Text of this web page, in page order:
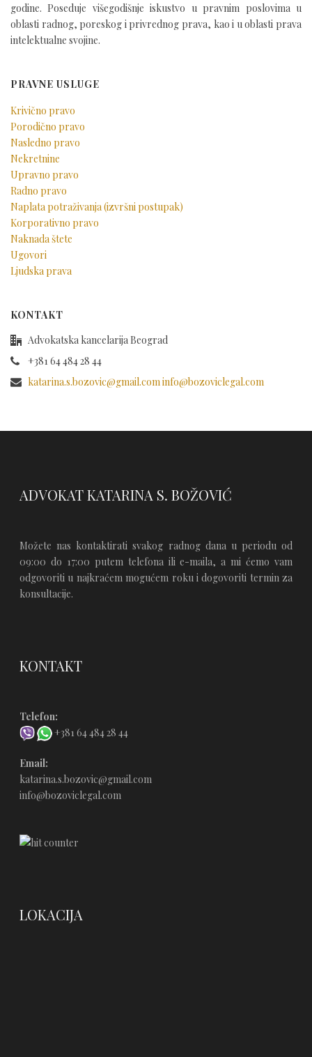
godine. Poseduje višegodišnje iskustvo u pravnim poslovima u
oblasti radnog, poreskog i privrednog prava, kao i u oblasti prava
intelektualne svojine.
PRAVNE USLUGE
Krivično pravo
Porodično pravo
Nasledno pravo
Nekretnine
Upravno pravo
Radno pravo
Naplata potraživanja (izvršni postupak)
Korporativno pravo
Naknada štete
Ugovori
Ljudska prava
KONTAKT
Advokatska kancelarija Beograd
+381 64 484 28 44
katarina.s.bozovic@gmail.com info@bozoviclegal.com
ADVOKAT KATARINA S. BOŽOVIĆ
Možete nas kontaktirati svakog radnog dana u periodu od
09:00 do 17:00 putem telefona ili e-maila, a mi ćemo vam
odgovoriti u najkraćem mogućem roku i dogovoriti termin za
konsultacije.
KONTAKT
Telefon:
+381 64 484 28 44
Email:
katarina.s.bozovic@gmail.com
info@bozoviclegal.com
LOKACIJA